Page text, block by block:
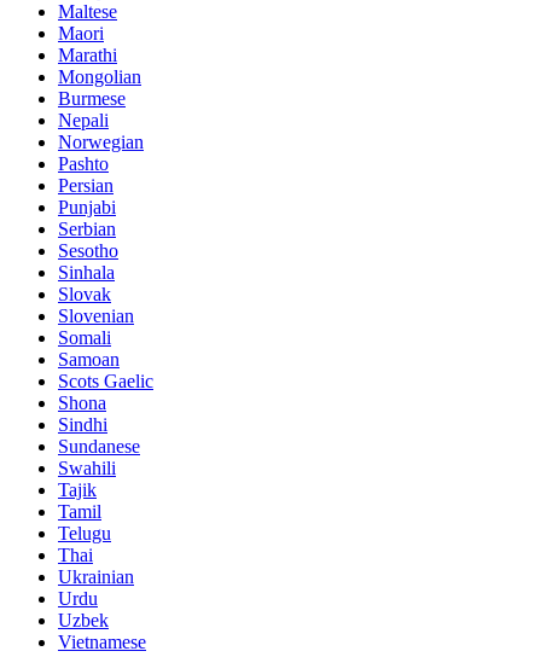
Maltese
Maori
Marathi
Mongolian
Burmese
Nepali
Norwegian
Pashto
Persian
Punjabi
Serbian
Sesotho
Sinhala
Slovak
Slovenian
Somali
Samoan
Scots Gaelic
Shona
Sindhi
Sundanese
Swahili
Tajik
Tamil
Telugu
Thai
Ukrainian
Urdu
Uzbek
Vietnamese